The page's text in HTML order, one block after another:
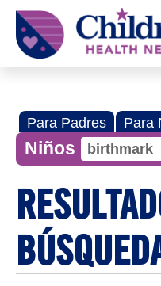
Children's
Health
Network
Para Padres Para
Niños